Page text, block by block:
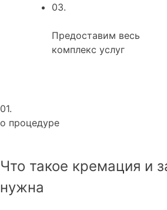
03.
Предоставим весь
комплекс услуг
01.
о процедуре
Что такое кремация и
нужна